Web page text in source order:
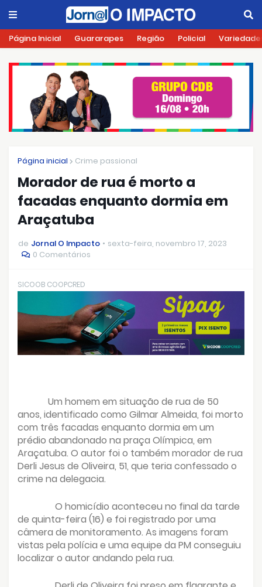
Página Inicial Guararapes Região Policial
Página inicial Crime passional
Morador de rua é morto a
facadas enquanto dormia em
Araçatuba
de Jornal O Impacto
sexta-feira, novembro 17, 2023
0 Comentários
SICOOB COOPCRED
Um homem em situação de rua de 50
anos, identificado como Gilmar Almeida, foi morto
com três facadas enquanto dormia em um
prédio abandonado na praça Olímpica, em
Araçatuba. O autor foi o também morador de rua
Derli Jesus de Oliveira, 51, que teria confessado o
crime na delegacia.
O homicídio aconteceu no final da tarde
de quinta-feira (16) e foi registrado por uma
câmera de monitoramento. As imagens foram
vistas pela polícia e uma equipe da PM conseguiu
localizar o autor andando pela rua.